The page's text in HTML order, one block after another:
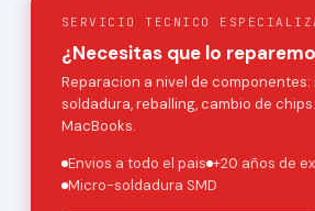
SERVICIO TECNICO
¿Necesitas que lo
Reparacion a nivel de
soldadura, reballing, cambio de
MacBooks.
Envios a todo el pais +20 años de
Micro-soldadura SMD